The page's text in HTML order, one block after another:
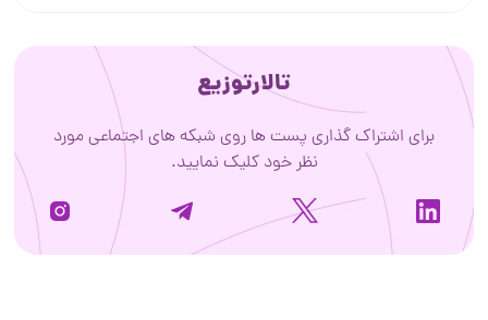
تالارتوزیع
برای اشتراک گذاری پست ها روی شبکه های اجتماعی مورد
نظر خود کلیک نمایید.